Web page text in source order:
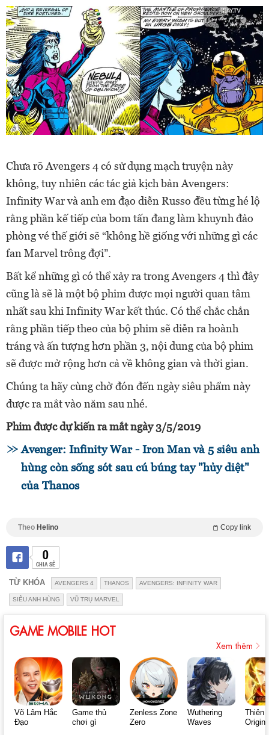
Chưa rõ Avengers 4 có sử dụng mạch truyện này
không, tuy nhiên các tác giả kịch bản Avengers:
Infinity War và anh em đạo diễn Russo đều từng hé lộ
rằng phần kế tiếp của bom tấn đang làm khuynh đảo
phòng vé thế giới sẽ “không hề giống với những gì các
fan Marvel trông đợi”.
Bất kể những gì có thể xảy ra trong Avengers 4 thì đây
cũng là sẽ là một bộ phim được mọi người quan tâm
nhất sau khi Infinity War kết thúc. Có thể chắc chắn
rằng phần tiếp theo của bộ phim sẽ diễn ra hoành
tráng và ấn tượng hơn phần 3, nội dung của bộ phim
sẽ được mở rộng hơn cả về không gian và thời gian.
Chúng ta hãy cùng chờ đón đến ngày siêu phẩm này
được ra mắt vào năm sau nhé.
Phim được dự kiến ra mắt ngày 3/5/2019
Avenger: Infinity War - Iron Man và 5 siêu anh
hùng còn sống sót sau cú búng tay "hủy diệt"
của Thanos
Theo Helino Copy link
0
CHIA SẺ
TỪ KHÓA AVENGERS 4 THANOS AVENGERS: INFINITY WAR
SIÊU ANH HÙNG VŨ TRỤ MARVEL
GAME MOBILE HOT
Xem thêm
Võ Lâm Hắc
Đạo
Game thủ
chơi gì
Zenless Zone
Zero
Wuthering
Waves
Thiên
Origin